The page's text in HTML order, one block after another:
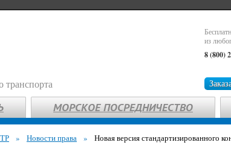
из
8 (800)
МОРСКОЕ ПОСРЕДНИЧЕСТВО
» Новости права » Новая версия стандартизированного